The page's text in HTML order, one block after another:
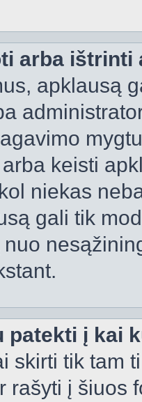
arba ištrinti
apklausą
keisti
niekas
gali tik
patekti į kai
skirti tik tam
rašyti į šiuos